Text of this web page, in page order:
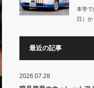
本学
日）
最近の記事
2026.07.28